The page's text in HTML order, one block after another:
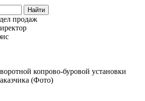
Найти
продаж
копрово-буровой установки
(Фото)